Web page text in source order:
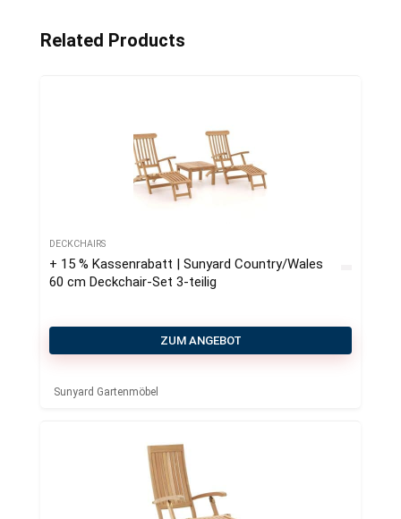
Related Products
DECKCHAIRS
+ 15 % Kassenrabatt | Sunyard Country/Wales
60 cm Deckchair-Set 3-teilig
ZUM ANGEBOT
Sunyard Gartenmöbel